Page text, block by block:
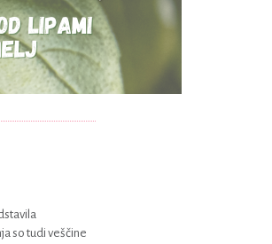
so tudi veščine